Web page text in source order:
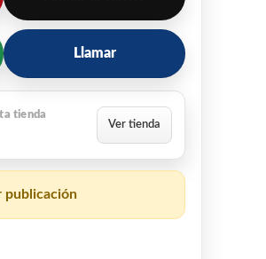
Llamar
publicación